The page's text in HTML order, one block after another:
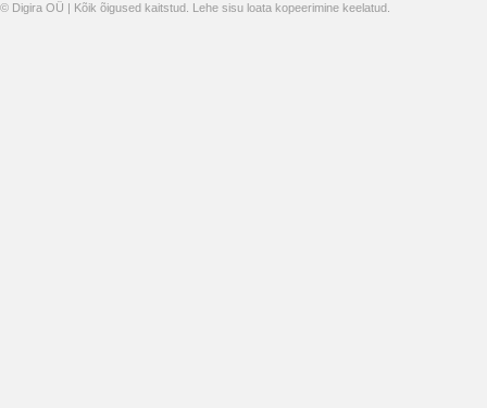
© Digira OÜ | Kõik õigused kaitstud. Lehe sisu loata kopeerimine keelatud.